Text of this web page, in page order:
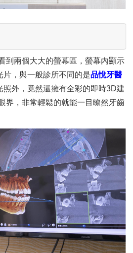
到兩個大大的螢幕區，螢幕內顯示
，與一般診所不同的是品悅牙醫
照外，竟然還擁有全彩的即時3D建
界，非常輕鬆的就能一目瞭然牙齒